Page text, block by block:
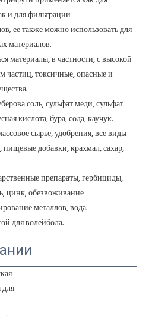
и для фильтрации
ее также можно использовать для
материалов.
частиц, токсичные, опасные и
кислота, бура, сода, каучук.
пищевые добавки, крахмал, сахар,
цинк, обезвоживание
металлов, вода.
для волейбола.